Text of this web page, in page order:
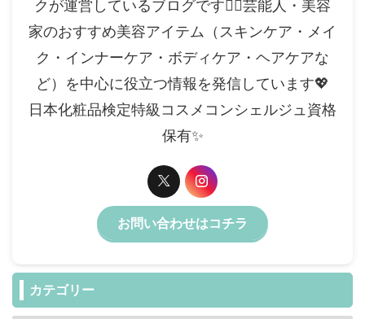
クが運営しているブログです✍🏻芸能人・美容
家のおすすめ美容アイテム（スキンケア・メイ
ク・インナーケア・ボディケア・ヘアケアな
ど）を中心に役立つ情報を発信しています💖
日本化粧品検定特級コスメコンシェルジュ資格
保有✨️
お問い合わせはコチラ
カテゴリー